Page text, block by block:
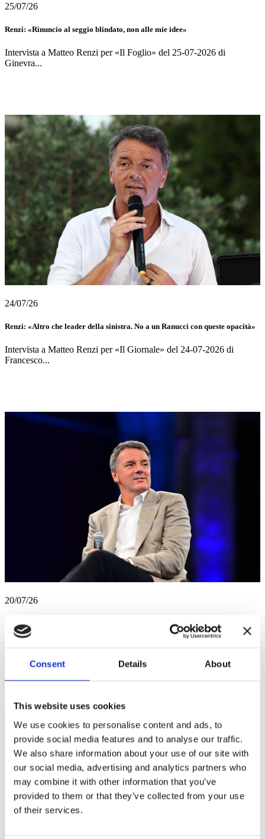
Consent Details About
This website uses cookies
We use cookies to personalise content and ads, to
provide social media features and to analyse our traffic.
We also share information about your use of our site with
our social media, advertising and analytics partners who
may combine it with other information that you’ve
provided to them or that they’ve collected from your use
of their services.
25/07/26
Renzi: «Rinuncio al seggio blindato, non alle mie idee»
Intervista a Matteo Renzi per «Il Foglio» del 25-07-2026 di
Ginevra...
24/07/26
Renzi: «Altro che leader della sinistra. No a un Ranucci con queste opacità»
Intervista a Matteo Renzi per «Il Giornale» del 24-07-2026 di
Francesco...
20/07/26
Renzi: «Il Campo largo senza il centro perde, e non mi interessano le foto di
gruppo»